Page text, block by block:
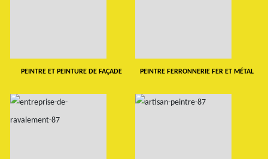
PEINTRE ET PEINTURE DE FAÇADE PEINTRE FERRONNERIE FER ET MÉTAL